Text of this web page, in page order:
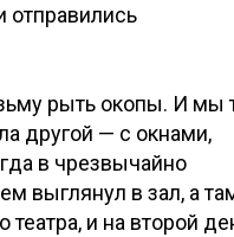
отправились
рыть окопы. И мы
другой — с окнами,
в чрезвычайно
выглянул в зал, а
и на второй